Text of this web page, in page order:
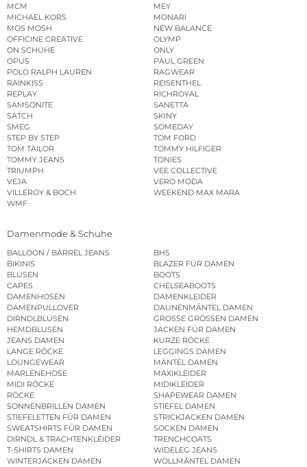
MCM
MEY
MICHAEL KORS
MONARI
MOS MOSH
NEW BALANCE
OFFICINE CREATIVE
OLYMP
ON SCHUHE
ONLY
OPUS
PAUL GREEN
POLO RALPH LAUREN
RAGWEAR
RAINKISS
REISENTHEL
REPLAY
RICHROYAL
SAMSONITE
SANETTA
SATCH
SKINY
SMEG
SOMEDAY
STEP BY STEP
TOM FORD
TOM TAILOR
TOMMY HILFIGER
TOMMY JEANS
TONIES
TRIUMPH
VEE COLLECTIVE
VEJA
VERO MODA
VILLEROY & BOCH
WEEKEND MAX MARA
WMF
Damenmode & Schuhe
BALLOON / BARREL JEANS
BHS
BIKINIS
BLAZER FÜR DAMEN
BLUSEN
BOOTS
CAPES
CHELSEABOOTS
DAMENHOSEN
DAMENKLEIDER
DAMENPULLOVER
DAUNENMÄNTEL DAMEN
DIRNDLBLUSEN
GROSSE GRÖSSEN DAMEN
HEMDBLUSEN
JACKEN FÜR DAMEN
JEANS DAMEN
KURZE RÖCKE
LANGE RÖCKE
LEGGINGS DAMEN
LOUNGEWEAR
MÄNTEL DAMEN
MARLENEHOSE
MAXIKLEIDER
MIDI RÖCKE
MIDIKLEIDER
RÖCKE
SHAPEWEAR DAMEN
SONNENBRILLEN DAMEN
STIEFEL DAMEN
STIEFELETTEN FÜR DAMEN
STRICKJACKEN DAMEN
SWEATSHIRTS FÜR DAMEN
SOCKEN DAMEN
DIRNDL & TRACHTENKLEIDER
TRENCHCOATS
T-SHIRTS DAMEN
WIDELEG JEANS
WINTERJACKEN DAMEN
WOLLMÄNTEL DAMEN